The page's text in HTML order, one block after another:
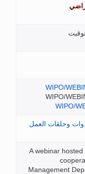
WIPO/
WIPO/
WIPO/
وحلقات العمل
A webinar
Management